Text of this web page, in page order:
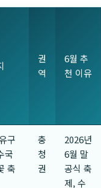
권
역
6월 추
천 이유
구
국
축
충
청
권
2026년
6월 말
공식 축
제, 수